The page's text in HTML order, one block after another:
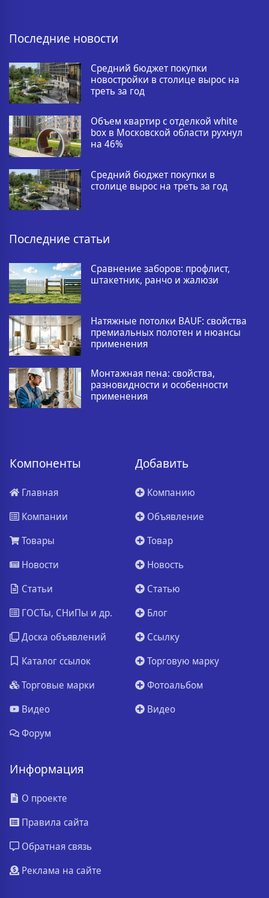
Последние новости
Средний бюджет покупки
новостройки в столице вырос на
треть за год
Объем квартир с отделкой white
box в Московской области рухнул
на 46%
Средний бюджет покупки в
столице вырос на треть за год
Последние статьи
Сравнение заборов: профлист,
штакетник, ранчо и жалюзи
Натяжные потолки BAUF: свойства
премиальных полотен и нюансы
применения
Монтажная пена: свойства,
разновидности и особенности
применения
Компоненты
Главная
Компании
Товары
Новости
Статьи
ГОСТы, СНиПы и др.
Доска объявлений
Каталог ссылок
Торговые марки
Видео
Форум
Добавить
Компанию
Объявление
Товар
Новость
Статью
Блог
Ссылку
Торговую марку
Фотоальбом
Видео
Информация
О проекте
Правила сайта
Обратная связь
Реклама на сайте